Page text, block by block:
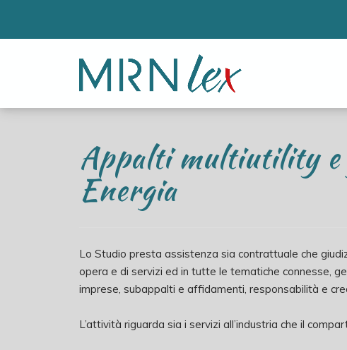
Appalti multiutility e
Energia
Lo Studio presta assistenza sia contrattuale che
opera e di servizi ed in tutte le tematiche connesse,
imprese, subappalti e affidamenti, responsabilità e
L’attività riguarda sia i servizi all’industria che il